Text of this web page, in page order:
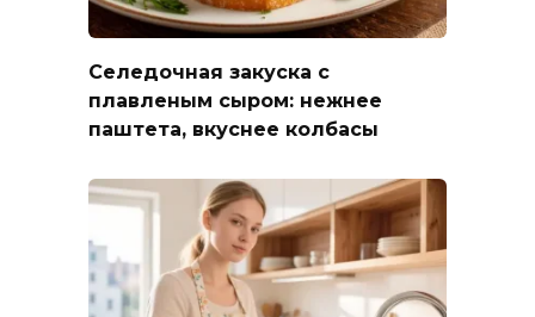
Селедочная закуска с
плавленым сыром: нежнее
паштета, вкуснее колбасы